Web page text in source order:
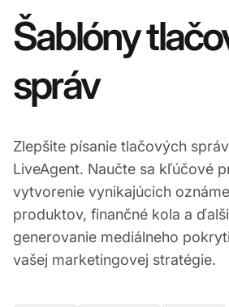
Šablóny
správ
Zlepšite písanie tlačových
LiveAgent. Naučte sa kľúčové
vytvorenie vynikajúcich
produktov, finančné kola a
generovanie mediálneho
vašej marketingovej stratégie.